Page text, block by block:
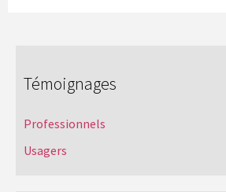
Témoignages
Professionnels
Usagers